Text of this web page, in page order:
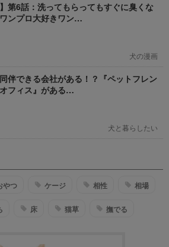
】第6話：洗ってもらってもすぐに臭くな
ンプロ大好きワン…
犬の漫画
伴できる会社がある！？『ペットフレン
オフィス』がある…
犬と暮らしたい
やつ ケージ 相性 相場
床 猫草 撫でる